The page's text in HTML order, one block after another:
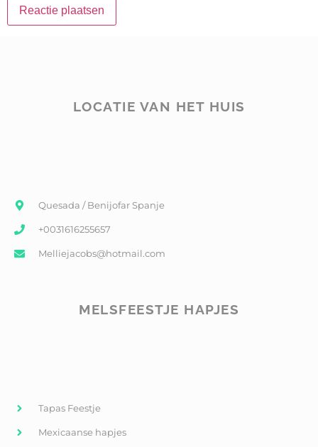
LOCATIE VAN HET HUIS
Quesada / Benijofar Spanje
+0031616255657
Melliejacobs@hotmail.com
MELSFEESTJE HAPJES
Tapas Feestje
Mexicaanse hapjes